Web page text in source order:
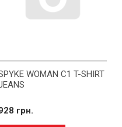
WOMAN C1 T-SHIRT
грн.